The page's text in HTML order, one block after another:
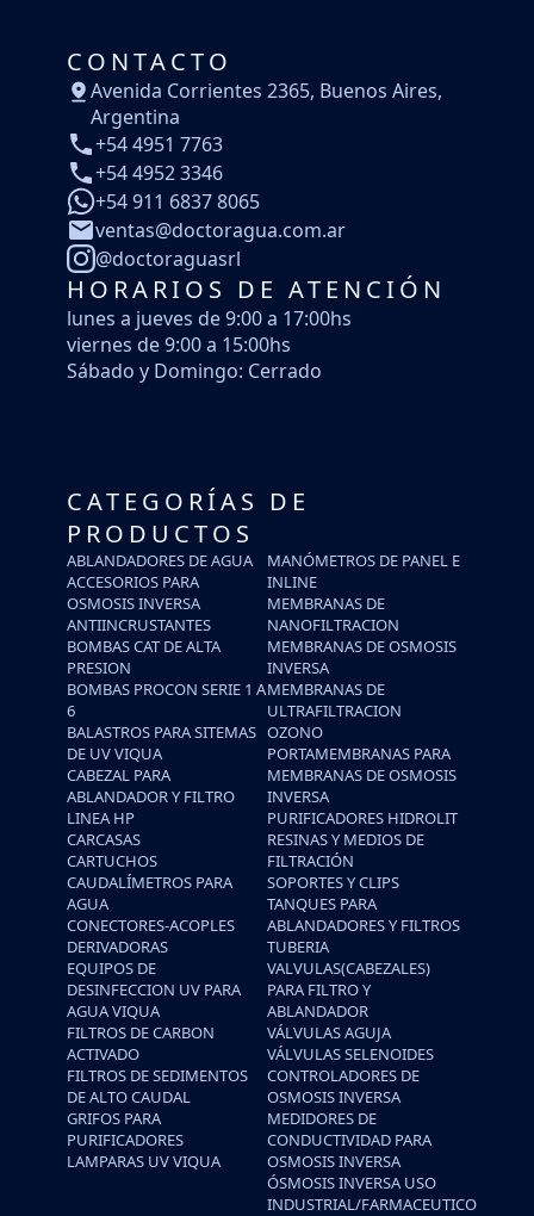
CONTACTO
Avenida Corrientes 2365, Buenos Aires,
Argentina
+54 4951 7763
+54 4952 3346
+54 911 6837 8065
ventas@doctoragua.com.ar
@doctoraguasrl
HORARIOS DE ATENCIÓN
lunes a jueves de 9:00 a 17:00hs
viernes de 9:00 a 15:00hs
Sábado y Domingo: Cerrado
CATEGORÍAS DE
PRODUCTOS
ABLANDADORES DE AGUA
ACCESORIOS PARA
OSMOSIS INVERSA
ANTIINCRUSTANTES
BOMBAS CAT DE ALTA
PRESION
BOMBAS PROCON SERIE 1 A
6
BALASTROS PARA SITEMAS
DE UV VIQUA
CABEZAL PARA
ABLANDADOR Y FILTRO
LINEA HP
CARCASAS
CARTUCHOS
CAUDALÍMETROS PARA
AGUA
CONECTORES-ACOPLES
DERIVADORAS
EQUIPOS DE
DESINFECCION UV PARA
AGUA VIQUA
FILTROS DE CARBON
ACTIVADO
FILTROS DE SEDIMENTOS
DE ALTO CAUDAL
GRIFOS PARA
PURIFICADORES
LAMPARAS UV VIQUA
MANÓMETROS DE PANEL E
INLINE
MEMBRANAS DE
NANOFILTRACION
MEMBRANAS DE OSMOSIS
INVERSA
MEMBRANAS DE
ULTRAFILTRACION
OZONO
PORTAMEMBRANAS PARA
MEMBRANAS DE OSMOSIS
INVERSA
PURIFICADORES HIDROLIT
RESINAS Y MEDIOS DE
FILTRACIÓN
SOPORTES Y CLIPS
TANQUES PARA
ABLANDADORES Y FILTROS
TUBERIA
VALVULAS(CABEZALES)
PARA FILTRO Y
ABLANDADOR
VÁLVULAS AGUJA
VÁLVULAS SELENOIDES
CONTROLADORES DE
OSMOSIS INVERSA
MEDIDORES DE
CONDUCTIVIDAD PARA
OSMOSIS INVERSA
ÓSMOSIS INVERSA USO
INDUSTRIAL/FARMACEUTICO